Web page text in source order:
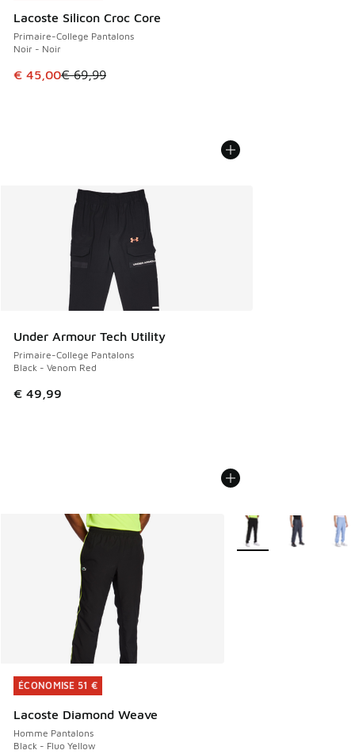
Lacoste Silicon Croc Core
Primaire-College Pantalons
Noir - Noir
Cet article est en promotion. Prix en baisse de € 69,99 à
€ 45,00€ 69,99
Under Armour Tech Utility
Primaire-College Pantalons
Black - Venom Red
€ 49,99
ÉCONOMISE 51 €
Lacoste Diamond Weave
Homme Pantalons
Black - Fluo Yellow
ÉCONOMISE 51 €
Plus de couleurs